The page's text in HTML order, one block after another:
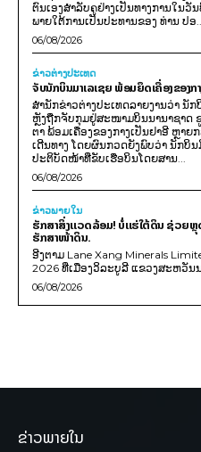
ຕົນເອງສຳລັບຄູຢ່າງເປັນທາງການໃນ
ພາຍໃຕ້ການເປັນປະທານຂອງ ທ່ານ ປອ...
06/08/2026
ຂ່າວຕ່າງປະເທດ
ຈັບນັກບິນມາເລເຊຍ ພ້ອມຍຶດເຄື່ອງຂອງກ
ສຳນັກຂ່າວຕ່າງປະເທດລາຍງານວ່າ ນັ
ຫຼັງຖືກຈັບກຸມຢູ່ສະໜາມບິນນານາຊາດ
ຕາ ພ້ອມເຄື່ອງຂອງກາງເປັນຢາອີ ຫຼາຍ
ເດີນທາງ ໂດຍຜົນກວດຍັງພົບວ່າ ນັກບິ
ປະຕິບັດໜ້າທີ່ຂັບເຮືອບິນໂດຍສານ...
06/08/2026
ຂ່າວພາຍ​ໃນ
ຮັກສາສິ່ງແວດລ້ອມ! ບໍ່ແຮ່ໃຕ້ດິນ ຊ່ວ
ຮັກສາໜ້າດິນ.
ອີງຕາມ Lane Xang Minerals
2026 ທີ່ເມືອງວິລະບູລີ ແຂວງສະຫວັນນ
06/08/2026
ຂ່າວພາຍໃນ